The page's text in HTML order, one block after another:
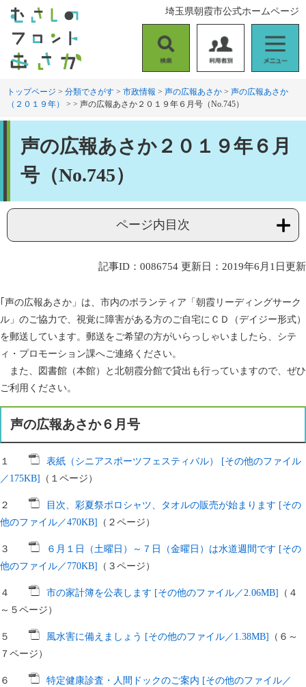
。
て
索
用
者
別
ニ
ュ
埼玉県朝霞市公式ホームページ
トップページ > 分類でさがす > 市政情報 > 声の広報あさか > 声の広報あさか
（２０１９年）
> > 声の広報あさか２０１９年６月号（No.745）
声の広報あさか２０１９年６月
号（No.745）
ページ内目次
記事ID：0086754 更新日：2019年6月1日更新
｢声の広報あさか」は、市内のボランティア「朝霞リーディングサーク
ル」のご協力で、視覚に障害がある方のご自宅にＣＤ（デイジー形式）
を郵送しています。郵送をご希望の方がいらっしゃいましたら、シテ
ィ・プロモーション課へご連絡ください。
また、図書館（本館）と北朝霞分館で貸出も行っていますので、ぜひ
ご利用ください。
声の広報あさか６月号
１
表紙（シニアスポーツフェスティバル） [その他のファイル
／175KB]
（１ページ）
２
目次、彩夏祭ポロシャツ、タオルの販売が始まります [その
他のファイル／470KB]
（２ページ）
３
６月１日（土曜日）～７日（金曜日）は水道週間です [その
他のファイル／770KB]
（３ページ）
４ 市の家計簿を公表します [その他のファイル／2.06MB]
（４
～５ページ）
５ 風水害に備えましょう [その他のファイル／1.38MB]
（６～
７ページ）
６
特定健康診査・人間ドックのご案内 [その他のファイル／